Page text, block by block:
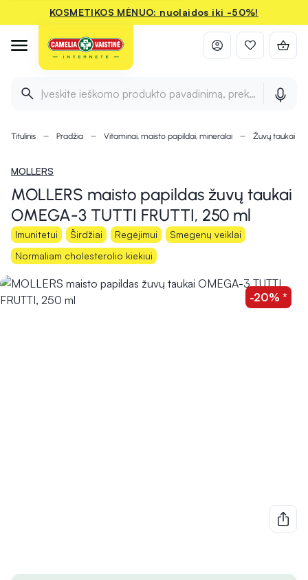
KOSMETIKOS MĖNUO: nuolaidos iki -50%!
Įveskite ieškomo produkto pavadinimą, prekės ženklą ir
Titulinis Pradžia Vitaminai, maisto papildai, mineralai Žuvų taukai ir
MOLLERS
MOLLERS maisto papildas žuvų taukai
OMEGA-3 TUTTI FRUTTI, 250 ml
Imunitetui Širdžiai Regėjimui
Smegenų veiklai
Normaliam cholesterolio kiekiui
-20% *